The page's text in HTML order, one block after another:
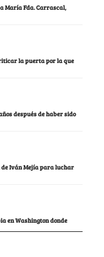
María Fda. Carrascal,
la puerta por la que
después de haber sido
Iván Mejía para luchar
en Washington donde